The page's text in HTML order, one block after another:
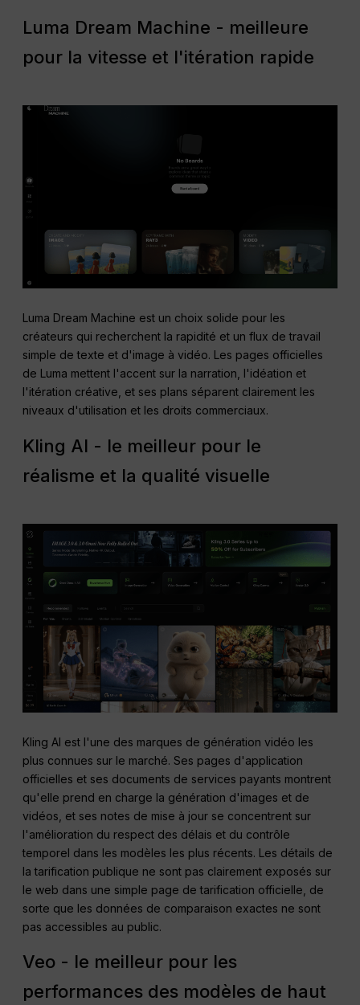
Luma Dream Machine - meilleure
pour la vitesse et l'itération rapide
Luma Dream Machine est un choix solide pour les
créateurs qui recherchent la rapidité et un flux de travail
simple de texte et d'image à vidéo. Les pages officielles
de Luma mettent l'accent sur la narration, l'idéation et
l'itération créative, et ses plans séparent clairement les
niveaux d'utilisation et les droits commerciaux.
Kling AI - le meilleur pour le
réalisme et la qualité visuelle
Kling AI est l'une des marques de génération vidéo les
plus connues sur le marché. Ses pages d'application
officielles et ses documents de services payants montrent
qu'elle prend en charge la génération d'images et de
vidéos, et ses notes de mise à jour se concentrent sur
l'amélioration du respect des délais et du contrôle
temporel dans les modèles les plus récents. Les détails de
la tarification publique ne sont pas clairement exposés sur
le web dans une simple page de tarification officielle, de
sorte que les données de comparaison exactes ne sont
pas accessibles au public.
Veo - le meilleur pour les
performances des modèles de haut